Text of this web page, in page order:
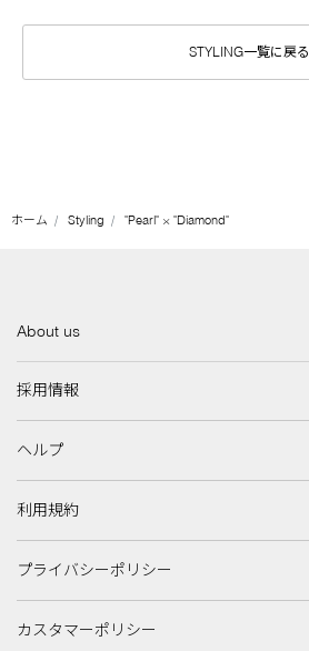
STYLING一覧に戻る
ホーム Styling "Pearl" × "Diamond"
About us
採用情報
ヘルプ
利用規約
プライバシーポリシー
カスタマーポリシー